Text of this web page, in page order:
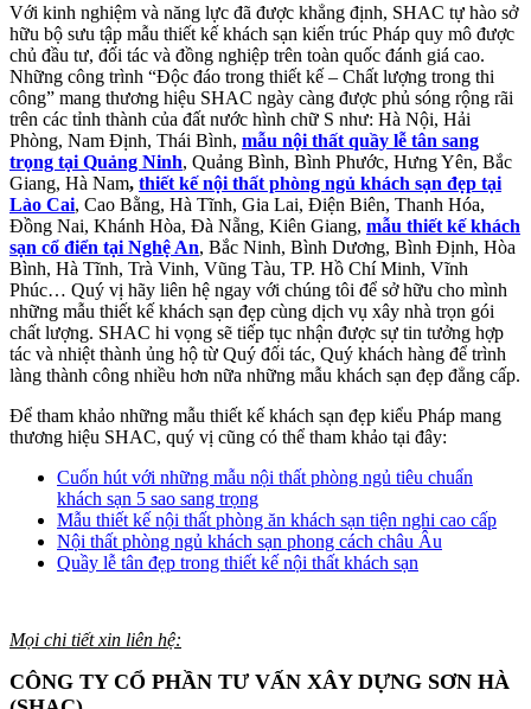
Với kinh nghiệm và năng lực đã được khẳng định, SHAC tự hào sở
hữu bộ sưu tập mẫu thiết kế khách sạn kiến trúc Pháp quy mô được
chủ đầu tư, đối tác và đồng nghiệp trên toàn quốc đánh giá cao.
Những công trình “Độc đáo trong thiết kế – Chất lượng trong thi
công” mang thương hiệu SHAC ngày càng được phủ sóng rộng rãi
trên các tỉnh thành của đất nước hình chữ S như: Hà Nội, Hải
Phòng, Nam Định, Thái Bình, mẫu nội thất quầy lễ tân sang
trọng tại Quảng Ninh, Quảng Bình, Bình Phước, Hưng Yên, Bắc
Giang, Hà Nam, thiết kế nội thất phòng ngủ khách sạn đẹp tại
Lào Cai, Cao Bằng, Hà Tĩnh, Gia Lai, Điện Biên, Thanh Hóa,
Đồng Nai, Khánh Hòa, Đà Nẵng, Kiên Giang, mẫu thiết kế khách
sạn cổ điển tại Nghệ An, Bắc Ninh, Bình Dương, Bình Định, Hòa
Bình, Hà Tĩnh, Trà Vinh, Vũng Tàu, TP. Hồ Chí Minh, Vĩnh
Phúc… Quý vị hãy liên hệ ngay với chúng tôi để sở hữu cho mình
những mẫu thiết kế khách sạn đẹp cùng dịch vụ xây nhà trọn gói
chất lượng. SHAC hi vọng sẽ tiếp tục nhận được sự tin tưởng hợp
tác và nhiệt thành ủng hộ từ Quý đối tác, Quý khách hàng để trình
làng thành công nhiều hơn nữa những mẫu khách sạn đẹp đẳng cấp.
Để tham khảo những mẫu thiết kế khách sạn đẹp kiểu Pháp mang
thương hiệu SHAC, quý vị cũng có thể tham khảo tại đây:
Cuốn hút với những mẫu nội thất phòng ngủ tiêu chuẩn
khách sạn 5 sao sang trọng
Mẫu thiết kế nội thất phòng ăn khách sạn tiện nghi cao cấp
Nội thất phòng ngủ khách sạn phong cách châu Âu
Quầy lễ tân đẹp trong thiết kế nội thất khách sạn
Mọi chi tiết xin liên hệ:
CÔNG TY CỔ PHẦN TƯ VẤN XÂY DỰNG SƠN HÀ